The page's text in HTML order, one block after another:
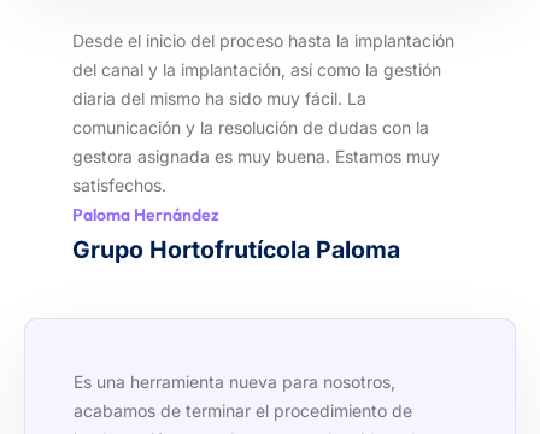
Desde el inicio del proceso hasta la implantación
del canal y la implantación, así como la gestión
diaria del mismo ha sido muy fácil. La
comunicación y la resolución de dudas con la
gestora asignada es muy buena. Estamos muy
satisfechos.
Paloma Hernández
Grupo Hortofrutícola Paloma
Es una herramienta nueva para nosotros,
acabamos de terminar el procedimiento de